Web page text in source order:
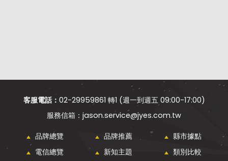
客服電話： 02-29959861 轉1 (週一到週五 09:00-17:00)
jason.service@jyes.com.tw
品牌總覽 品牌推薦
縣市據點
電信總覽
新知主題 類別比較